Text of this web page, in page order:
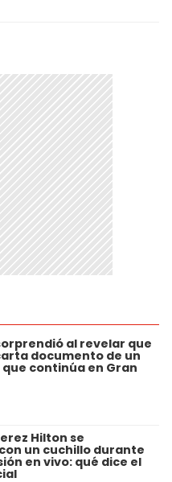
al revelar que
documento de un
continúa en Gran
Hilton se
un cuchillo durante
en vivo: qué dice el